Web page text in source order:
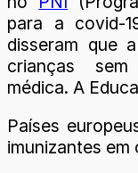
para a covid-
disseram que
crianças
médica. A
Países
imunizantes em